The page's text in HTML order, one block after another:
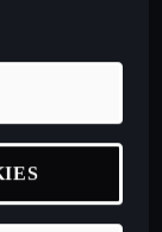
pour une
aux
offre en